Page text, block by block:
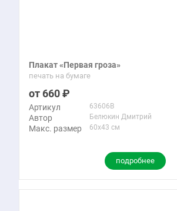
Плакат «Первая гроза»
печать на бумаге
660
Артикул 63606B
Автор Белюкин Дмитрий
Макс. размер 60x43 см
подробнее